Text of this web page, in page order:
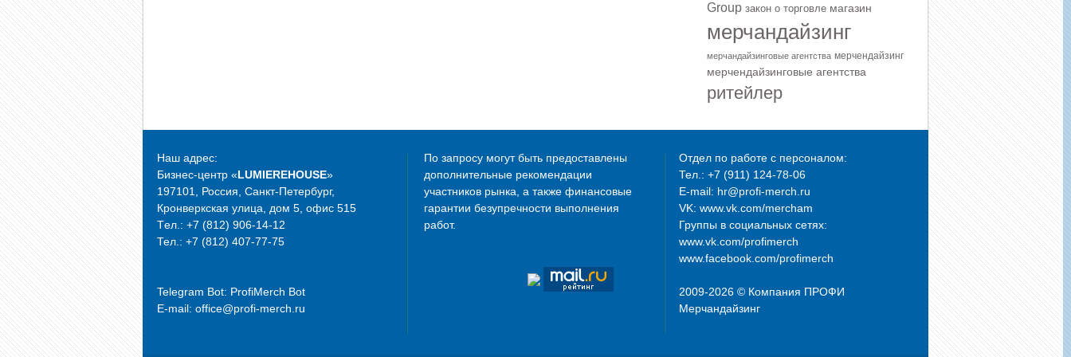
Group закон о торговле магазин
мерчандайзинг
мерчандайзинговые агентства мерчендайзинг
мерчендайзинговые агентства
ритейлер
Наш адрес:
Бизнес-центр «LUMIEREHOUSE»
197101, Россия, Санкт-Петербург,
Кронверкская улица, дом 5, офис 515
Tел.: +7 (812) 906-14-12
Тел.: +7 (812) 407-77-75
Telegram Bot: ProfiMerch Bot
E-mail: office@profi-merch.ru
По запросу могут быть предоставлены
дополнительные рекомендации
участников рынка, а также финансовые
гарантии безупречности выполнения
работ.
Отдел по работе с персоналом:
Тел.: +7 (911) 124-78-06
E-mail: hr@profi-merch.ru
VK: www.vk.com/mercham
Группы в социальных сетях:
www.vk.com/profimerch
www.facebook.com/profimerch
2009-2026 © Компания ПРОФИ
Мерчандайзинг